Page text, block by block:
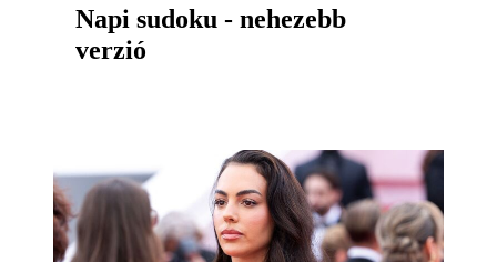
Napi sudoku - nehezebb
verzió